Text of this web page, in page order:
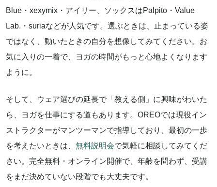
Blue・xexymix・アイリー、ソックスはPalpito・Value
Lab.・suriaなどが人気です。選ぶときは、止まっている姿
ではなく、動いたときの自分を想像してみてください。お
気に入りの一着で、ヨガの時間がもっと心地よくなります
ように。
そして、ウェア選びの延長で「教える側」に興味がわいた
ら、ヨガを仕事にする道もあります。OREOでは現役イン
ストラクターがマンツーマンで指導しており、最初の一歩
を考えたいときは、 無料説明会で気軽に相談してみてくだ
さい。完全無料・オンライン開催で、年齢を問わず、受講
をまだ決めていない段階でも大丈夫です。